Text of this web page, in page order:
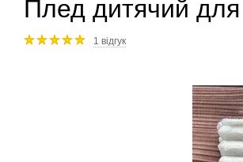
Плед дитячий
1 відгук